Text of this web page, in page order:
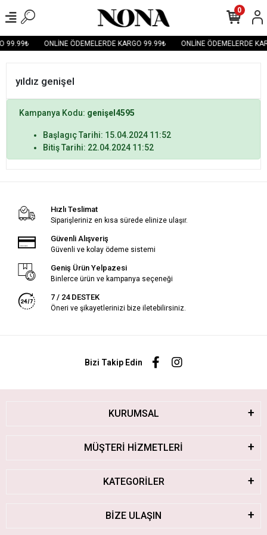
99.99₺ ONLİNE ÖDEMELERDE KARGO 99.99₺ ONLİNE ÖDEMELERDE
0
yıldız genişel
Kampanya Kodu: genişel4595
Başlagıç Tarihi: 15.04.2024 11:52
Bitiş Tarihi: 22.04.2024 11:52
Hızlı Teslimat
Siparişleriniz en kısa sürede elinize ulaşır.
Güvenli Alışveriş
Güvenli ve kolay ödeme sistemi
Geniş Ürün Yelpazesi
Binlerce ürün ve kampanya seçeneği
7 / 24 DESTEK
Öneri ve şikayetlerinizi bize iletebilirsiniz.
Bizi Takip Edin
KURUMSAL
MÜŞTERİ HİZMETLERİ
KATEGORİLER
BİZE ULAŞIN